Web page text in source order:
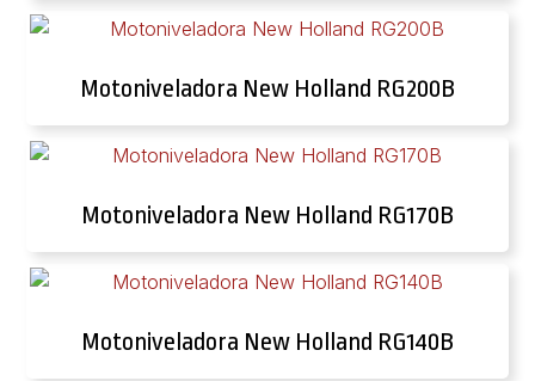
Motoniveladora New Holland RG200B
Motoniveladora New Holland RG170B
Motoniveladora New Holland RG140B